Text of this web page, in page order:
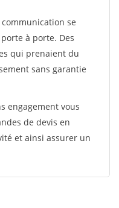
se
à porte. Des
qui prenaient du
sans garantie
engagement vous
de devis en
et ainsi assurer un